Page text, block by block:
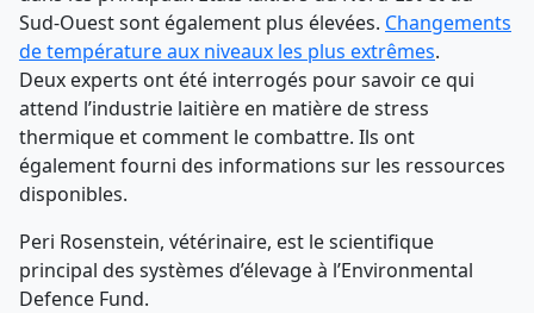
Sud-Ouest sont également plus élevées. Changements
de température aux niveaux les plus extrêmes.
Deux experts ont été interrogés pour savoir ce qui
attend l’industrie laitière en matière de stress
thermique et comment le combattre. Ils ont
également fourni des informations sur les ressources
disponibles.
Peri Rosenstein, vétérinaire, est le scientifique
principal des systèmes d’élevage à l’Environmental
Defence Fund.